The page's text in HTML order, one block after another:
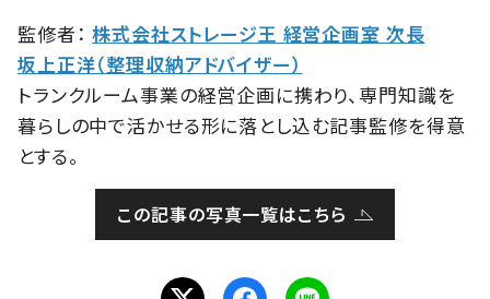
監修者：株式会社ストレージ王 経営企画室 次長
坂上正洋（整理収納アドバイザー）
トランクルーム事業の経営企画に携わり、専門知識を
暮らしの中で活かせる形に落とし込む記事監修を得意
とする。
この記事の写真一覧はこちら